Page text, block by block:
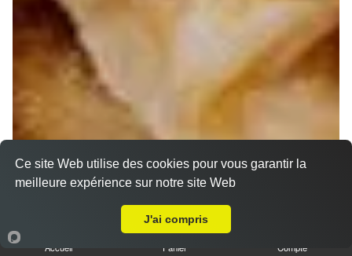
Accueil Panier Compte
Ce site Web utilise des cookies pour vous garantir la
meilleure expérience sur notre site Web
J'ai compris